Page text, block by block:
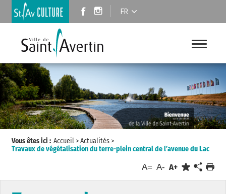
FR
Vous êtes ici : Accueil>Actualités>
Travaux de végétalisation du terre-plein central de l’avenue du Lac
A= A- A+